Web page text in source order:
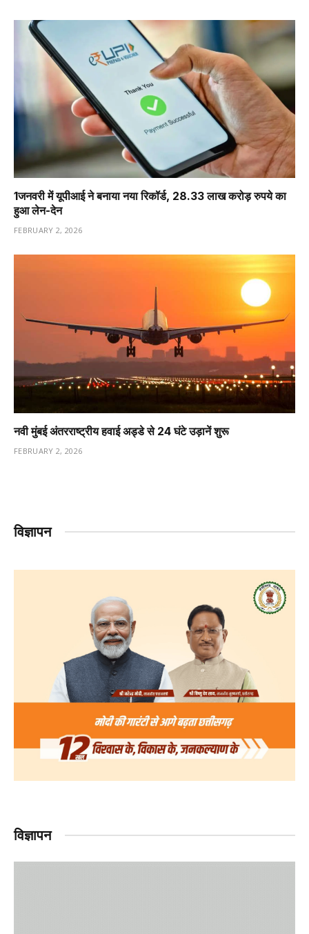
1️जनवरी में यूपीआई ने बनाया नया रिकॉर्ड, 28.33 लाख करोड़ रुपये का
हुआ लेन-देन
FEBRUARY 2, 2026
नवी मुंबई अंतरराष्ट्रीय हवाई अड्डे से 24 घंटे उड़ानें शुरू
FEBRUARY 2, 2026
विज्ञापन
विज्ञापन